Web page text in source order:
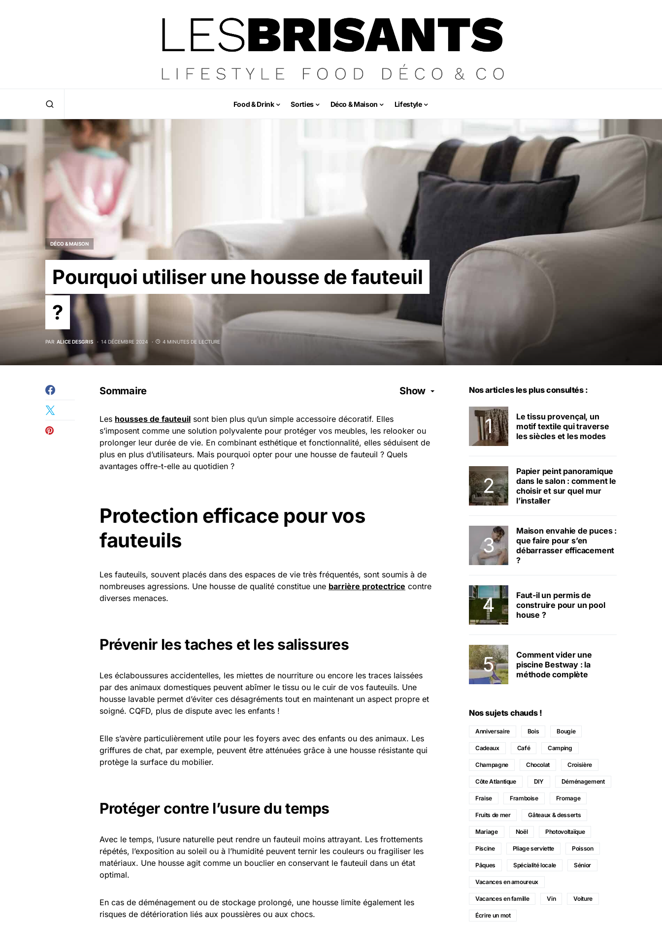
Food & Drink Sorties Déco & Maison Lifestyle
DÉCO & MAISON
Pourquoi utiliser une housse de fauteuil
?
PAR ALICE DESGRIS 14 DÉCEMBRE 2024 4 MINUTES DE LECTURE
Sommaire Show
Les housses de fauteuil sont bien plus qu’un simple accessoire décoratif. Elles
s’imposent comme une solution polyvalente pour protéger vos meubles, les relooker ou
prolonger leur durée de vie. En combinant esthétique et fonctionnalité, elles séduisent de
plus en plus d’utilisateurs. Mais pourquoi opter pour une housse de fauteuil ? Quels
avantages offre-t-elle au quotidien ?
Protection efficace pour vos
fauteuils
Les fauteuils, souvent placés dans des espaces de vie très fréquentés, sont soumis à de
nombreuses agressions. Une housse de qualité constitue une barrière protectrice contre
diverses menaces.
Prévenir les taches et les salissures
Les éclaboussures accidentelles, les miettes de nourriture ou encore les traces laissées
par des animaux domestiques peuvent abîmer le tissu ou le cuir de vos fauteuils. Une
housse lavable permet d’éviter ces désagréments tout en maintenant un aspect propre et
soigné. CQFD, plus de dispute avec les enfants !
Elle s’avère particulièrement utile pour les foyers avec des enfants ou des animaux. Les
griffures de chat, par exemple, peuvent être atténuées grâce à une housse résistante qui
protège la surface du mobilier.
Protéger contre l’usure du temps
Avec le temps, l’usure naturelle peut rendre un fauteuil moins attrayant. Les frottements
répétés, l’exposition au soleil ou à l’humidité peuvent ternir les couleurs ou fragiliser les
matériaux. Une housse agit comme un bouclier en conservant le fauteuil dans un état
optimal.
En cas de déménagement ou de stockage prolongé, une housse limite également les
risques de détérioration liés aux poussières ou aux chocs.
Nos articles les plus consultés :
Le tissu provençal, un
motif textile qui traverse
les siècles et les modes
Papier peint panoramique
dans le salon : comment le
choisir et sur quel mur
l’installer
Maison envahie de puces :
que faire pour s’en
débarrasser efficacement
?
Faut-il un permis de
construire pour un pool
house ?
Comment vider une
piscine Bestway : la
méthode complète
Nos sujets chauds !
Anniversaire Bois Bougie
Cadeaux Café Camping
Champagne Chocolat Croisière
Côte Atlantique DIY Déménagement
Fraise Framboise Fromage
Fruits de mer Gâteaux & desserts
Mariage Noël Photovoltaïque
Piscine Pliage serviette Poisson
Pâques Spécialité locale Sénior
Vacances en amoureux
Vacances en famille Vin Voiture
Écrire un mot